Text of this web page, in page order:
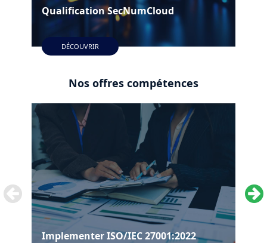
Qualification SecNumCloud
DÉCOUVRIR
Nos offres compétences
Implementer ISO/IEC 27001:2022